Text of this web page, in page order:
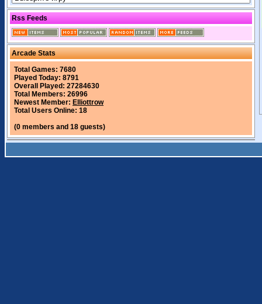
Rss Feeds
Arcade Stats
Total Games: 7680
Played Today: 8791
Overall Played: 27284630
Total Members: 26996
Newest Member: Elliottrow
Total Users Online: 18
(0 members and 18 guests)